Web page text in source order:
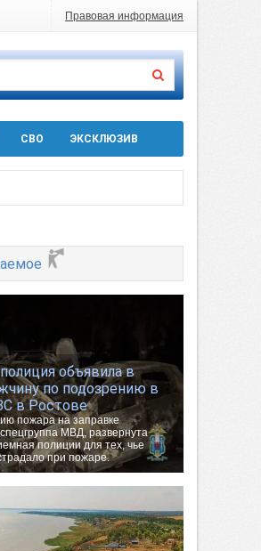
Правовая информация
СВО ЭКСКЛЮЗИВ
объявила в
по подозрению в
в Ростове
пожара на заправке
МВД, развернута
полиции для тех, чье
при пожаре.